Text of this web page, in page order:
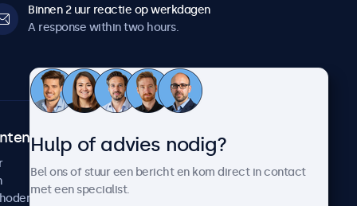
Binnen 2 uur reactie op werkdagen
A response within two hours.
Over Beetronics
Hulp of advies nodig?
Bel ons of stuur een bericht en kom direct in contact
met een specialist.